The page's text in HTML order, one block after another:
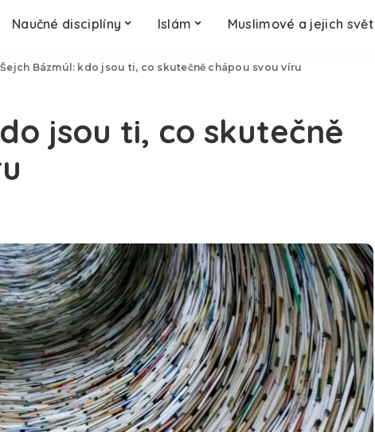
Naučné disciplíny Islám Muslimové a jejich svět
Šejch Bázmúl: kdo jsou ti, co skutečně chápou svou víru
jsou ti, co skutečně